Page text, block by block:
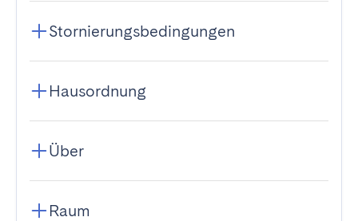
Stornierungsbedingungen
Hausordnung
Über
Raum